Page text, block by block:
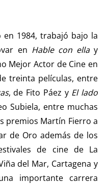
1984, trabajó bajo la
en Hable con ellay
Mejor Actor de Cine en
treinta películas, entre
, de Fito Páez y El lado
Subiela, entre muchas
premios Martín Fierro a
de Oro además de los
de cine de La
del Mar, Cartagena y
importante carrera